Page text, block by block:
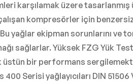
karşılamak üzere
kompresörler için
ekipman sorunlarını ve
sağlarlar. Yüksek FZG Yük
üstün bir performans
Serisi yağlayıcıları DIN